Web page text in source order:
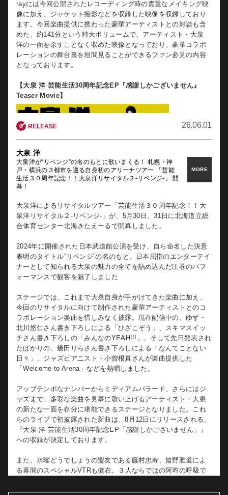
ALBUM
謝しかございません」
芸能生活30周年記念EP「感謝しかございません」発売記
念！札幌・東京・大阪でプレミアム・アフタートークイベ
ント開催決定！制作秘話やアリーナツアーをセルフ解説
も！ さらにリリースを記念した店頭キャンペーンやデジ
タルキャンペーンも開始。
MORE
⼤泉 洋が、8月12日（水）にリリースする芸能生活30周年記念
EP『感謝しかございません』の発売を記念し、CD購入者を対象
としたプレミアム・アフター・トークイベントを札幌・東京・
本イベントでは、ジャケット撮影やレコーディング時の貴重な
メイキング映像をはじめ、楽曲提供に携わった豪華アーティス
トとの対談でも見せたEPにまつわるエピソードや、4万8,000人
セルフ解説するなど、大泉本人とともに振り返ることができる
ファン必見のプレミアムな機会となっております。本イベント
は、対象期間中にHMV&BOOKS online、＠Loppi、オフィスキ
ューオンラインショップCUE PROにて対象商品を購入・応募し
た人の中から抽選で招待される企画です。
さらに、CD購入者対象の封入キャンペーンや店頭キャンペー
ン、そしてリリースを記念したデジタルキャンペーンの内容も
活30周年記念EP「感謝しかございません」」Pre-Add ・Pre-
Save（事前登録）やダウンロード購入者を対象にしたプレゼン
トキャンペーンとなっております。詳しくはHPやSNSをチェッ
クしてください。
【イベント概要】
ツアーを振り返るアフタートークイベント
※出演は大泉 洋本人のみを予定しております
【日程・場所】
rayには今回公開されたレコーディング時の貴重なメイキング映
像に加え、ジャケット撮影などを収録した映像を収録しており
ます。今回楽曲提供に携わった豪華アーティストとの対談も含
めた、約141分という特大ボリュームで、アーティスト・大泉
洋の一面を余すことなく収めた映像となっており、豪華コラボ
レーションの舞台裏を垣間見ることができるファン必見の内容
となっております。
【大泉 洋 芸能生活30周年記念EP『感謝しかございません』
Teaser Movie】
https://youtu.be/3gHOU_EyvOs
【商品概要】
2026年8月12日（水）発売
＜予約購入リンク＞
https://yooizumi.lnk.to/30th_anniversary_EP
ALBUM
大泉 洋 芸能生活30周年記念EP「感
謝しかございません」
RELEASE 26.06.01
大泉 洋
大泉洋が“リベンジ”の名のもとに歌いまくる！ 札幌・神
戸・横浜の３都市を巡る自身初のアリーナツアー 「芸能
生活３０周年記念！！大泉洋リサイタル２-リベンジ-」 開
幕！
MORE
大泉洋によるリサイタルツアー「芸能生活３０周年記念！！大
泉洋リサイタル２-リベンジ-」が、5月30日、31日に北海道立総
合体育センター北海きたえーるで開幕しました。
2024年に開催された日本武道館公演を受け、自ら命名した決意
表明のタイトル“リベンジ”の名のもと、日本屈指のエンターテイ
ナーとして知られる大泉の魅力の全てを詰め込んだ圧巻のパフ
ォーマンスで観客を魅了しました
ステージでは、これまで大泉自身が手がけてきた楽曲に加え、
今回のリサイタルに向けて制作された豪華アーティストとのコ
ラボレーション楽曲を惜しみなく披露。現在配信中の、ゆず・
北川悠仁さん書き下ろしによる「ひざこぞう」、スキマスイッ
チさん書き下ろしの「みんなのYEAH!!!」、そして先日発表され
たばかりの、幾田りらさん書き下ろしによる「なんてことない
日々」、ジャズピアニスト・小曽根真さんが楽曲提供した
「Welcome to Arena」などを熱唱しました。
アップテンポなナンバーからミディアムバラード、さらにはジ
ャズまで、多彩な楽曲を見事に歌い上げるアーティスト・大泉
の新たな一面を存分に堪能できるステージとなりました。これ
らのライブで初披露された新曲は、8月12日にリリースされる、
『大泉 洋 芸能生活30周年記念EP「感謝しかございません」』
への収録が決定しております。
また、水曜どうでしょうの盟友である藤村忠寿、嬉野雅道によ
る幕間のスペシャルVTRも健在。３人ならではの阿吽の呼吸で
を見せました。